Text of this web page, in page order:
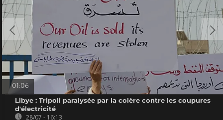
01:06
Libye : Tripoli paralysée par la colère contre les coupures
d'électricité
28/07 - 16:13